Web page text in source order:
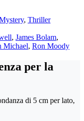
, Thriller
, James Bolam,
Michael, Ron Moody
per la
di 5 cm per lato,